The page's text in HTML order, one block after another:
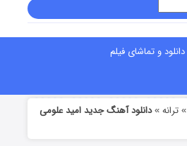
دانلود و تماشای فیلم
»ترانه »دانلود آهنگ جدید امید علومی